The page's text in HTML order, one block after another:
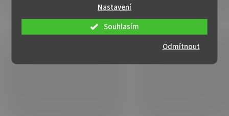
Nastavení
Odmítnout
Souhlasím